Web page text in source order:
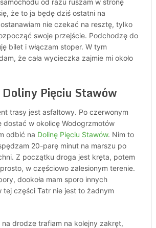
od razu ruszam w stronę
że to ja będę dziś ostatni na
nie czekać na resztę, tylko
swoje przejście. Podchodzę do
bilet i włączam stoper. W tym
że cała wycieczka zajmie mi około
Pięciu Stawów
trasy jest asfaltowy. Po czerwonym
dostać w okolicę Wodogrzmotów
odbić na Dolinę Pięciu Stawów. Nim to
20-parę minut na marszu po
Z początku droga jest kręta, potem
w częściowo zalesionym terenie.
dookoła mam sporo innych
tej części Tatr nie jest to żadnym
na drodze trafiam na kolejny zakręt,